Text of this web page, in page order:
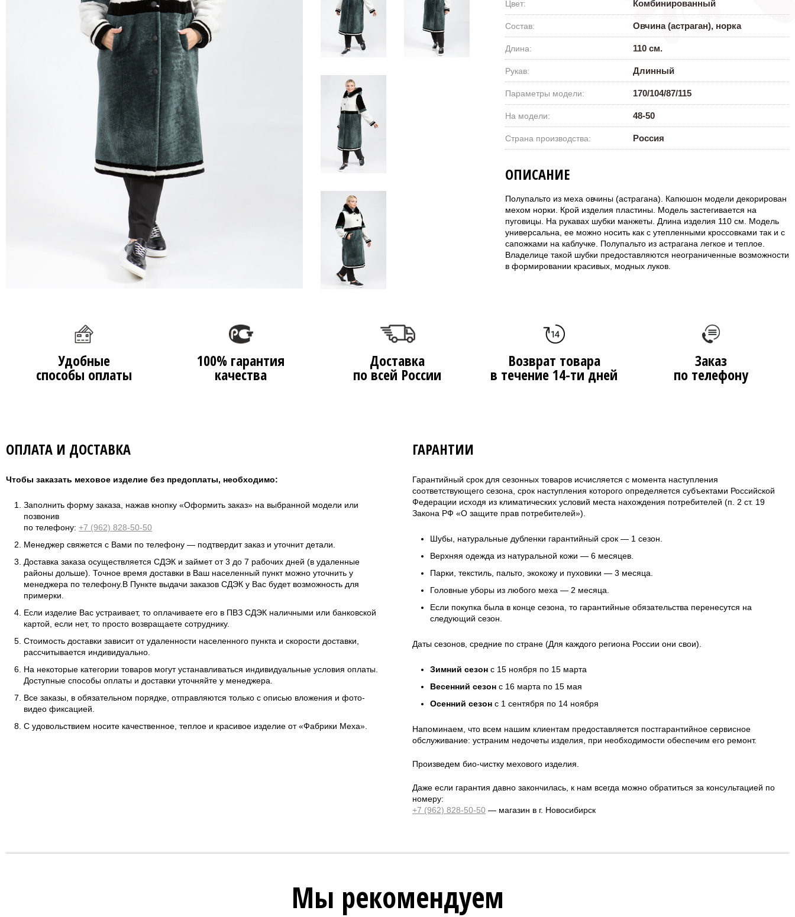
0 ₽
Цвет: Комбинированный
Состав: Овчина (астраган), норка
Длина: 110 см.
Рукав: Длинный
Параметры модели: 170/104/87/115
На модели: 48-50
Страна производства: Россия
ОПИСАНИЕ
Полупальто из меха овчины (астрагана). Капюшон модели декорирован
мехом норки. Крой изделия пластины. Модель застегивается на
пуговицы. На рукавах шубки манжеты. Длина изделия 110 см. Модель
универсальна, ее можно носить как с утепленными кроссовками так и с
сапожками на каблучке. Полупальто из астрагана легкое и теплое.
Владелице такой шубки предоставляются неограниченные возможности
в формировании красивых, модных луков.
Удобные
способы оплаты
100% гарантия
качества
Доставка
по всей России
Возврат товара
в течение 14-ти дней
Заказ
по телефону
ОПЛАТА И ДОСТАВКА
Чтобы заказать меховое изделие без предоплаты, необходимо:
Заполнить форму заказа, нажав кнопку «Оформить заказ» на выбранной модели или
позвонив
по телефону: +7 (962) 828-50-50
Менеджер свяжется с Вами по телефону — подтвердит заказ и уточнит детали.
Доставка заказа осуществляется СДЭК и займет от 3 до 7 рабочих дней (в удаленные
районы дольше). Точное время доставки в Ваш населенный пункт можно уточнить у
менеджера по телефону.В Пункте выдачи заказов СДЭК у Вас будет возможность для
примерки.
Если изделие Вас устраивает, то оплачиваете его в ПВЗ СДЭК наличными или банковской
картой, если нет, то просто возвращаете сотруднику.
Стоимость доставки зависит от удаленности населенного пункта и скорости доставки,
рассчитывается индивидуально.
На некоторые категории товаров могут устанавливаться индивидуальные условия оплаты.
Доступные способы оплаты и доставки уточняйте у менеджера.
Все заказы, в обязательном порядке, отправляются только с описью вложения и фото-
видео фиксацией.
С удовольствием носите качественное, теплое и красивое изделие от «Фабрики Меха».
ГАРАНТИИ
Гарантийный срок для сезонных товаров исчисляется с момента наступления
соответствующего сезона, срок наступления которого определяется субъектами Российской
Федерации исходя из климатических условий места нахождения потребителей (п. 2 ст. 19
Закона РФ «О защите прав потребителей»).
Шубы, натуральные дубленки гарантийный срок — 1 сезон.
Верхняя одежда из натуральной кожи — 6 месяцев.
Парки, текстиль, пальто, экокожу и пуховики — 3 месяца.
Головные уборы из любого меха — 2 месяца.
Если покупка была в конце сезона, то гарантийные обязательства перенесутся на
следующий сезон.
Даты сезонов, средние по стране (Для каждого региона России они свои).
Зимний сезон с 15 ноября по 15 марта
Весенний сезон с 16 марта по 15 мая
Осенний сезон с 1 сентября по 14 ноября
Напоминаем, что всем нашим клиентам предоставляется постгарантийное сервисное
обслуживание: устраним недочеты изделия, при необходимости обеспечим его ремонт.
Произведем био-чистку мехового изделия.
Даже если гарантия давно закончилась, к нам всегда можно обратиться за консультацией по
номеру:
+7 (962) 828-50-50 — магазин в г. Новосибирск
Мы рекомендуем